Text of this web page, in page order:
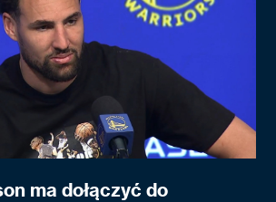
ma dołączyć do